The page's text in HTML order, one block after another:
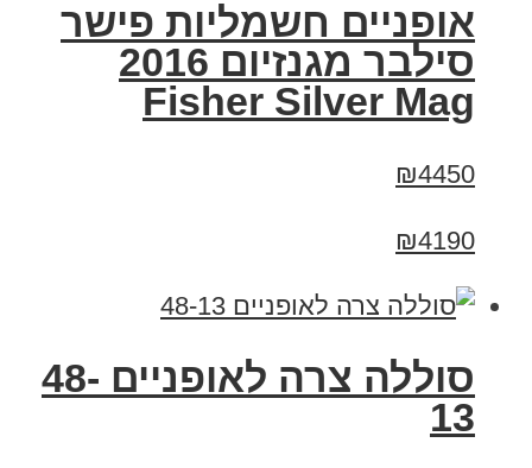
אופניים חשמליות פישר
סילבר מגנזיום 2016
Fisher Silver Mag
₪4450
₪4190
סוללה צרה לאופניים 48-
13